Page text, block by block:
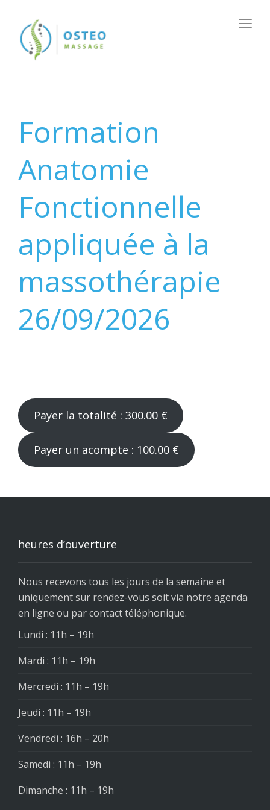
Formation
Anatomie
Fonctionnelle
appliquée à la
massothérapie
26/09/2026
Payer la totalité : 300.00 €
Payer un acompte : 100.00 €
heures d’ouverture
Nous recevons tous les jours de la semaine et
uniquement sur rendez-vous soit via notre agenda
en ligne ou par contact téléphonique.
Lundi : 11h – 19h
Mardi : 11h – 19h
Mercredi : 11h – 19h
Jeudi : 11h – 19h
Vendredi : 16h – 20h
Samedi : 11h – 19h
Dimanche : 11h – 19h